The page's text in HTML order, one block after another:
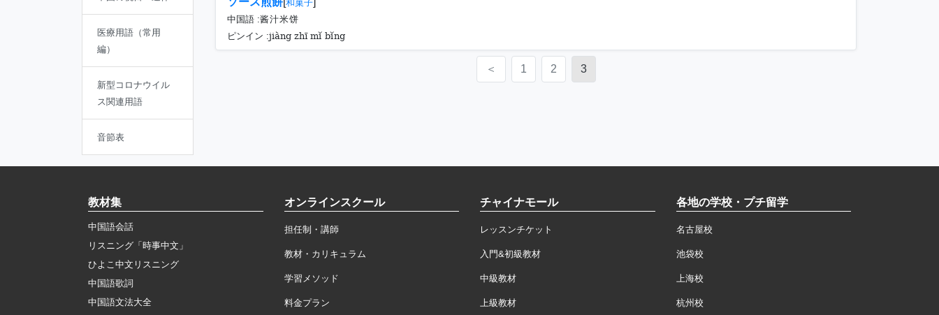
医療用語（常用
編）
新型コロナウイル
ス関連用語
音節表
和菓子
中国語 :酱汁米饼
ピンイン :jiàng zhī mǐ bǐng
＜ 1 2 3
教材集
中国語会話
リスニング「時事中文」
ひよこ中文リスニング
中国語歌詞
中国語文法大全
オンラインスクール
担任制・講師
教材・カリキュラム
学習メソッド
料金プラン
チャイナモール
レッスンチケット
入門&初級教材
中級教材
上級教材
各地の学校・プチ留学
名古屋校
池袋校
上海校
杭州校